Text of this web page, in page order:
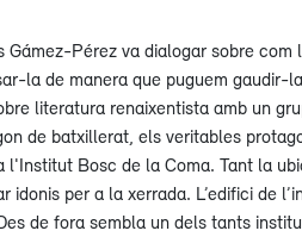
Gámez-Pérez va dialogar sobre com
la de manera que puguem gaudir-
literatura renaixentista amb un
de batxillerat, els veritables
l'Institut Bosc de la Coma. Tant la
idonis per a la xerrada. L’edifici de
de fora sembla un dels tants